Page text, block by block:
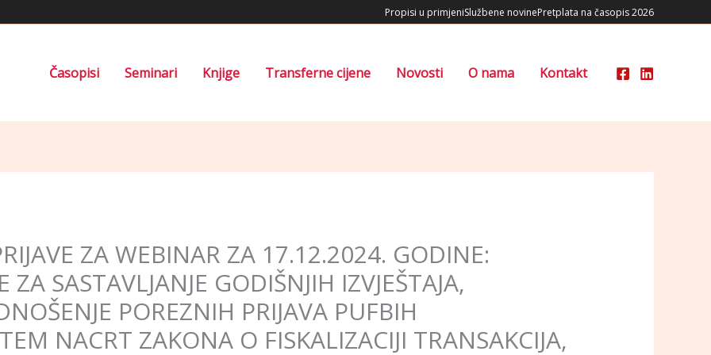
Propisi u primjeniSlužbene novinePretplata na časopis 2026
Časopisi Seminari Knjige Transferne cijene Novosti O nama Kontakt
ZA WEBINAR ZA 17.12.2024. GODINE:
ZA SASTAVLJANJE GODIŠNJIH IZVJEŠTAJA,
POREZNIH PRIJAVA PUFBIH
NACRT ZAKONA O FISKALIZACIJI TRANSAKCIJA,